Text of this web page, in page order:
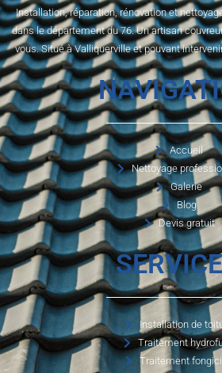
Installation, réparation, rénovation et
dans le département du 76. Un artisan
vous. Situé à Valliquerville et pouvant
Accueil
Nettoyage
Galerie
Blog
Devis gratuit
Installation de
Traitement
Traitement